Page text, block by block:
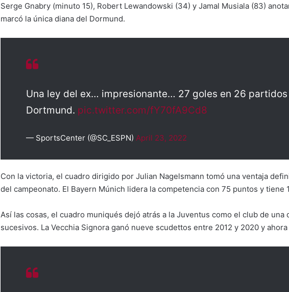
Serge Gnabry (minuto 15), Robert Lewandowski (34) y Jamal Musiala (83)
marcó la única diana del Dormund.
Una ley del ex… impresionante… 27 goles en 26
Dortmund. pic.twitter.com/fY70fA9Cd8
— SportsCenter (@SC_ESPN) April 23, 2022
Con la victoria, el cuadro dirigido por Julian Nagelsmann tomó una ventaja
del campeonato. El Bayern Múnich lidera la competencia con 75 puntos y
Así las cosas, el cuadro muniqués dejó atrás a la Juventus como el club de
sucesivos. La Vecchia Signora ganó nueve scudettos entre 2012 y 2020 y